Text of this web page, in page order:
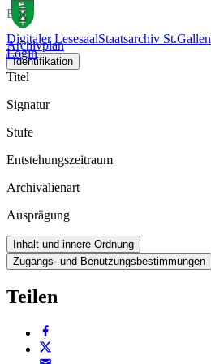
Digitaler LesesaalStaatsarchiv St.Gallen
Login
Buch
Archivplan
Identifikation
Titel
Signatur
Stufe
Entstehungszeitraum
Archivalienart
Ausprägung
Inhalt und innere Ordnung
Zugangs- und Benutzungsbestimmungen
Teilen